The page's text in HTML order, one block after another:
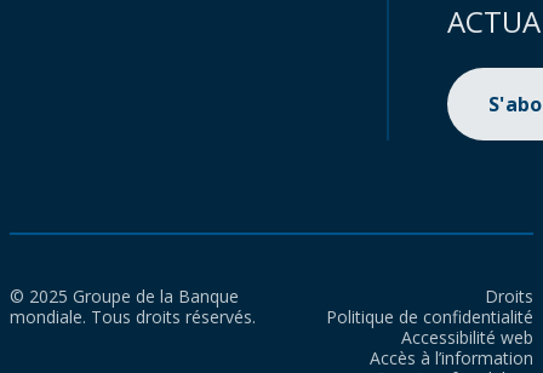
© 2025 Groupe de la Banque
mondiale. Tous droits réservés.
Droits
Politique de confidentialité
Accessibilité web
Accès à l’information